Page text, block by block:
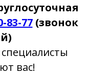
83-77(звонок
вас!